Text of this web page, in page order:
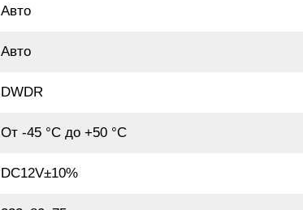
Авто
Авто
DWDR
От -45 °С до +50 °С
DC12V±10%